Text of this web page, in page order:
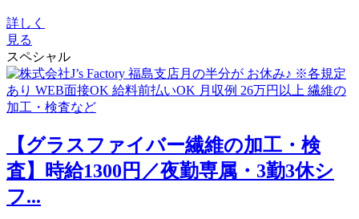
詳しく
見る
スペシャル
【グラスファイバー繊維の加工・検
査】時給1300円／夜勤専属・3勤3休シ
フ...